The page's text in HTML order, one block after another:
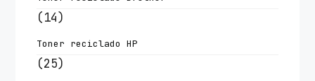
(14)
Toner reciclado HP
(25)